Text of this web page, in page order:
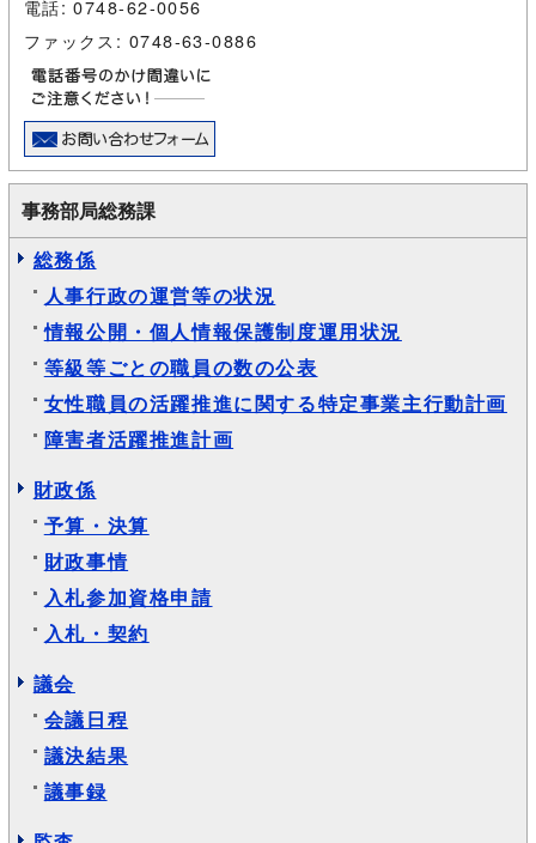
電話: 0748-62-0056
ファックス: 0748-63-0886
事務部局総務課
総務係
人事行政の運営等の状況
情報公開・個人情報保護制度運用状況
等級等ごとの職員の数の公表
女性職員の活躍推進に関する特定事業主行動計画
障害者活躍推進計画
財政係
予算・決算
財政事情
入札参加資格申請
入札・契約
議会
会議日程
議決結果
議事録